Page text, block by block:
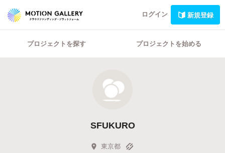
ログイン 新規登録
プロジェクトを探す プロジェクトを始める
SFUKURO
東京都